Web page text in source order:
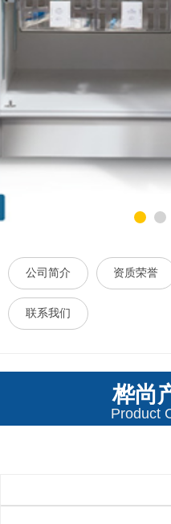
公司简介 资质荣誉
联系我们
桦尚
Product